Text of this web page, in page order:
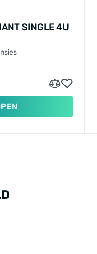
SINGLE 4U